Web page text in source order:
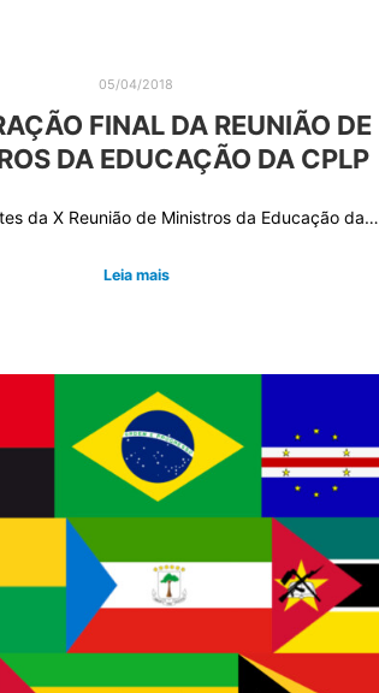
05/04/2018
FINAL DA REUNIÃO DE
DA EDUCAÇÃO DA CPLP
da X Reunião de Ministros da Educação da…
Leia mais